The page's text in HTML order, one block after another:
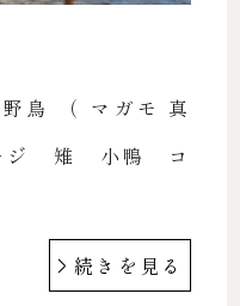
鳥 （ マガモ 真
ジ 雉 小鴨 コ
続きを見る